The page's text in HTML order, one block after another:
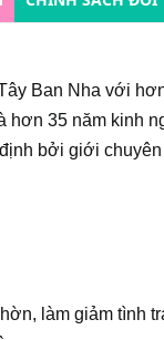
Ban Nha với
35 năm kinh
bởi giới chuyên
làm giảm tình